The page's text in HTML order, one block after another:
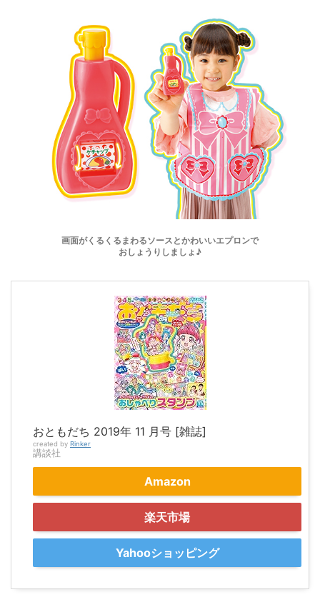
画面がくるくるまわるソースとかわいいエプロンで
おしょうりしましょ♪
おともだち 2019年 11 月号 [雑誌]
created by Rinker
講談社
Amazon
楽天市場
Yahooショッピング